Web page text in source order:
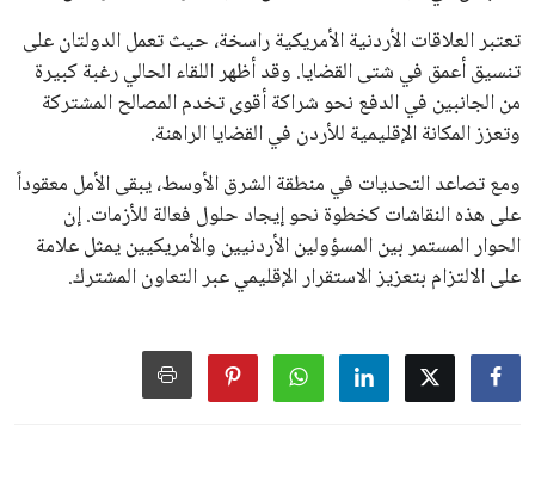
تعتبر العلاقات الأردنية الأمريكية راسخة، حيث تعمل الدولتان على
تنسيق أعمق في شتى القضايا. وقد أظهر اللقاء الحالي رغبة كبيرة
من الجانبين في الدفع نحو شراكة أقوى تخدم المصالح المشتركة
وتعزز المكانة الإقليمية للأردن في القضايا الراهنة.
ومع تصاعد التحديات في منطقة الشرق الأوسط، يبقى الأمل معقوداً
على هذه النقاشات كخطوة نحو إيجاد حلول فعالة للأزمات. إن
الحوار المستمر بين المسؤولين الأردنيين والأمريكيين يمثل علامة
على الالتزام بتعزيز الاستقرار الإقليمي عبر التعاون المشترك.